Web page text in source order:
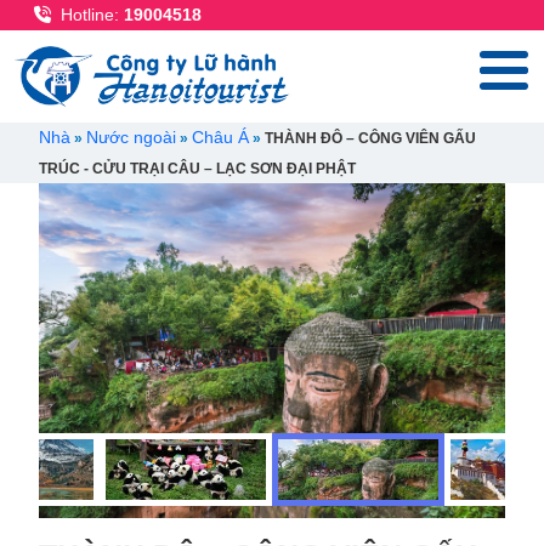
Hotline: 19004518
Breadcrumb
Nhà Nước ngoài Châu Á
THÀNH ĐÔ – CÔNG VIÊN GẤU
TRÚC - CỬU TRẠI CÂU – LẠC SƠN ĐẠI PHẬT